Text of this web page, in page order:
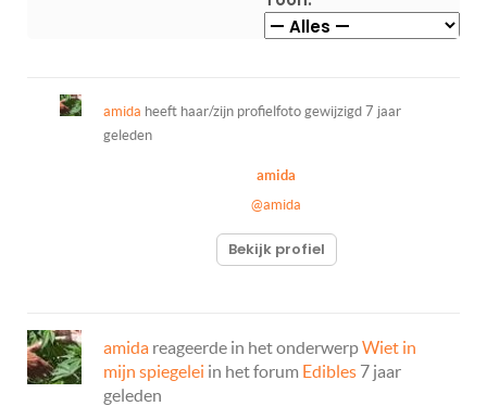
amida heeft haar/zijn profielfoto gewijzigd 7 jaar
geleden
amida
@amida
Bekijk profiel
amida reageerde in het onderwerpWiet in
mijn spiegelei in het forum Edibles 7 jaar
geleden